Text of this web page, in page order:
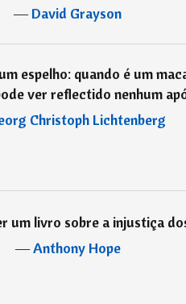
―David Grayson
espelho: quando é um
ver reflectido nenhum
Christoph Lichtenberg
um livro sobre a injustiça
―Anthony Hope